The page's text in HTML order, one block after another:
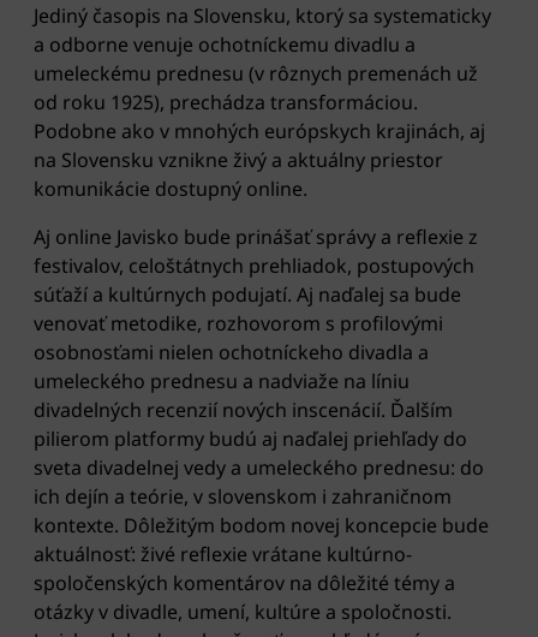
Jediný časopis na Slovensku, ktorý sa systematicky
a odborne venuje ochotníckemu divadlu a
umeleckému prednesu (v rôznych premenách už
od roku 1925), prechádza transformáciou.
Podobne ako v mnohých európskych krajinách, aj
na Slovensku vznikne živý a aktuálny priestor
komunikácie dostupný online.
Aj online Javisko bude prinášať správy a reflexie z
festivalov, celoštátnych prehliadok, postupových
súťaží a kultúrnych podujatí. Aj naďalej sa bude
venovať metodike, rozhovorom s profilovými
osobnosťami nielen ochotníckeho divadla a
umeleckého prednesu a nadviaže na líniu
divadelných recenzií nových inscenácií. Ďalším
pilierom platformy budú aj naďalej priehľady do
sveta divadelnej vedy a umeleckého prednesu: do
ich dejín a teórie, v slovenskom i zahraničnom
kontexte. Dôležitým bodom novej koncepcie bude
aktuálnosť: živé reflexie vrátane kultúrno-
spoločenských komentárov na dôležité témy a
otázky v divadle, umení, kultúre a spoločnosti.